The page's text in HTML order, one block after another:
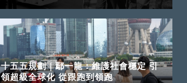
十五五規劃｜鄢一龍：維護社會穩定 引
領超級全球化 從跟跑到領跑